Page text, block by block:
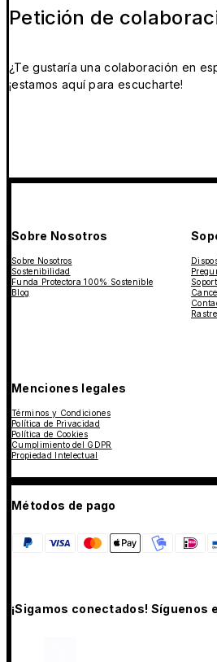
Petición de
¿Te gustaría una colaboración en
¡estamos aquí para escucharte!
Sobre Nosotros
Sobre Nosotros
Sostenibilidad
Funda Protectora 100% Sostenible
Blog
Menciones legales
Términos y Condiciones
Política de Privacidad
Política de Cookies
Cumplimiento del GDPR
Propiedad Intelectual
Métodos de pago
¡Sigamos conectados! Síguenos